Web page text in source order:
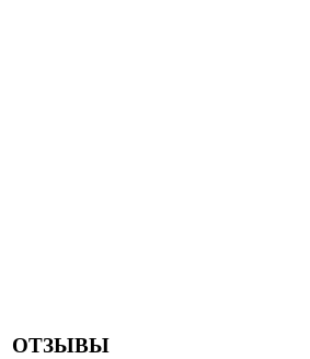
ОТЗЫВЫ